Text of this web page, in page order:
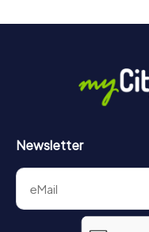
Newsletter